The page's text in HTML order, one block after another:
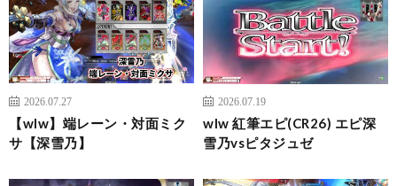
2026.07.27
【wlw】端レーン・対面ミク
サ【深雪乃】
2026.07.19
wlw 紅筆エピ(CR26) エピ深
雪乃vsピタジュゼ